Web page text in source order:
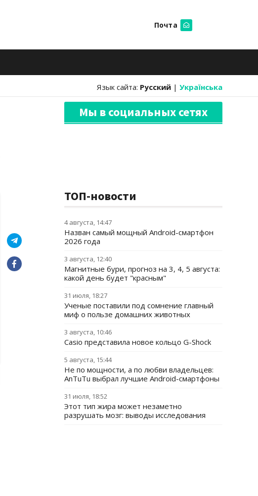
Почта
Язык сайта: Русский | Українська
Мы в социальных сетях
ТОП-новости
4 августа, 14:47
Назван самый мощный Android-смартфон
2026 года
3 августа, 12:40
Магнитные бури, прогноз на 3, 4, 5 августа:
какой день будет "красным"
31 июля, 18:27
Ученые поставили под сомнение главный
миф о пользе домашних животных
3 августа, 10:46
Casio представила новое кольцо G-Shock
5 августа, 15:44
Не по мощности, а по любви владельцев:
AnTuTu выбрал лучшие Android-смартфоны
31 июля, 18:52
Этот тип жира может незаметно
разрушать мозг: выводы исследования